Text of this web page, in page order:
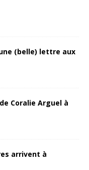
(belle) lettre aux
Coralie Arguel à
arrivent à